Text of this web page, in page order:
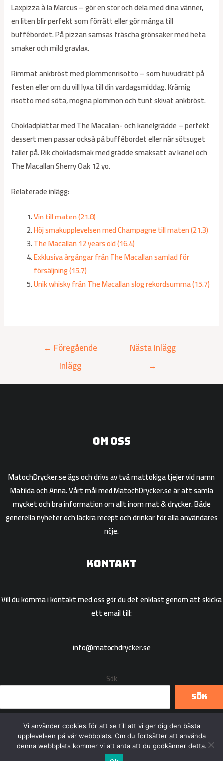
Laxpizza à la Marcus – gör en stor och dela med dina vänner,
en liten blir perfekt som förrätt eller gör många till
buffébordet. På pizzan samsas fräscha grönsaker med heta
smaker och mild gravlax.
Rimmat ankbröst med plommonrisotto – som huvudrätt på
festen eller om du vill lyxa till din vardagsmiddag. Krämig
risotto med söta, mogna plommon och tunt skivat ankbröst.
Chokladplättar med The Macallan- och kanelgrädde – perfekt
dessert men passar också på buffébordet eller när sötsuget
faller på. Rik chokladsmak med grädde smaksatt av kanel och
The Macallan Sherry Oak 12 yo.
Relaterade inlägg:
Vin till maten (21.8)
Höj smakupplevelsen med Champagne till maten (21.3)
The Macallan 12 years old (16.4)
Exklusiva årgångar från The Macallan samlad för
försäljning (15.7)
Unik whisky från The Macallan slog rekordsumma (15.7)
← Föregående
Inlägg
Nästa Inlägg
→
Om oss
MatochDrycker.se ägs och drivs av två mattokiga tjejer vid namn
Matilda och Anna. Vårt mål med MatochDrycker.se är att samla
mycket och bra information om allt inom mat & drycker. Både
generella nyheter och läckra recept och drinkar för alla användares
nöje.
Kontakt
Vill du komma i kontakt med oss gör du det enklast genom att skicka
ett email till:
info@matochdrycker.se
Sök
Sök
Copyright © 2026 Matochdrycker.se
Vi använder cookies för att se till att vi ger dig den bästa
upplevelsen på vår webbplats. Om du fortsätter att använda
denna webbplats kommer vi att anta att du godkänner detta.